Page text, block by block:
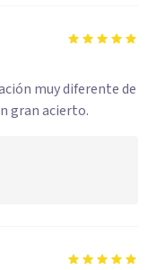
muy diferente de
gran acierto.